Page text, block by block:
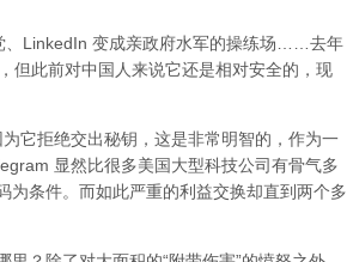
、LinkedIn 变成亲政府水军的操练场……去年
但此前对中国人来说它还是相对安全的，现
它拒绝交出秘钥，这是非常明智的，作为一
显然比很多美国大型科技公司有骨气多
为条件。而如此严重的利益交换却直到两个多